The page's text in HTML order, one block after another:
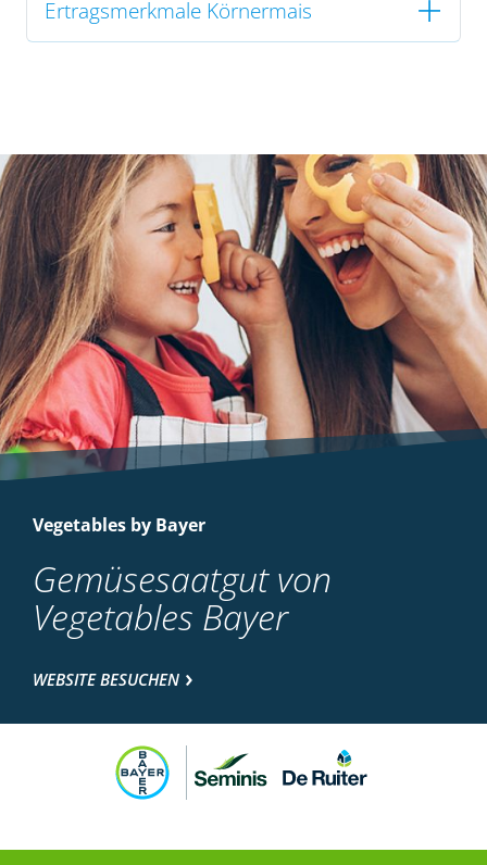
Ertragsmerkmale Körnermais
Vegetables by Bayer
Gemüsesaatgut von
Vegetables Bayer
WEBSITE BESUCHEN